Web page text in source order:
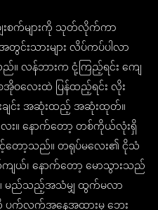
ေးစက်များကို သုတ်လိုက်ကာ
တွင်းသားများ လိပ်ကပ်ပါလာ
။ လန်ဘားက ငုံ့ကြည့်ရင်း ကျေ
ဝလေးထဲ ပြန်ထည့်ရင်း လိုး
းချင်း အဆုံးထည့် အဆုံးထုတ်။
။ နောက်တော့ တစ်ကိုယ်လုံးရှိ
င့်တော့သည်။ တရုပ်မလေး၏ ငိုသံ
ယ်၊ နောက်တော့ မောသွားသည်
။ မည်သည့်အသံမျှ ထွက်မလာ